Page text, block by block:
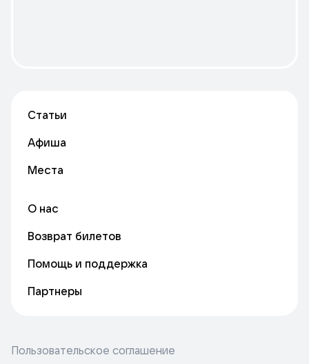
Статьи
Афиша
Места
О нас
Возврат билетов
Помощь и поддержка
Партнеры
Пользовательское соглашение